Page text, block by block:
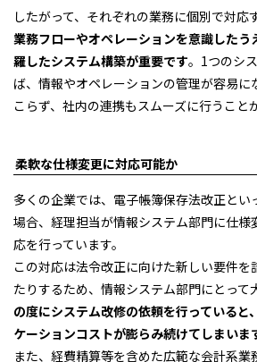
したがって、それぞれの業務に個別で対応
業務フローやオペレーションを意識したう
羅したシステム構築が重要です。1つのシ
ば、情報やオペレーションの管理が容易に
こらず、社内の連携もスムーズに行うこと
柔軟な仕様変更に対応可能か
多くの企業では、電子帳簿保存法改正とい
場合、経理担当が情報システム部門に仕様
応を行っています。
この対応は法令改正に向けた新しい要件を
たりするため、情報システム部門にとって
の度にシステム改修の依頼を行っていると
ケーションコストが膨らみ続けてしまいま
また、経費精算等を含めた広範な会計系